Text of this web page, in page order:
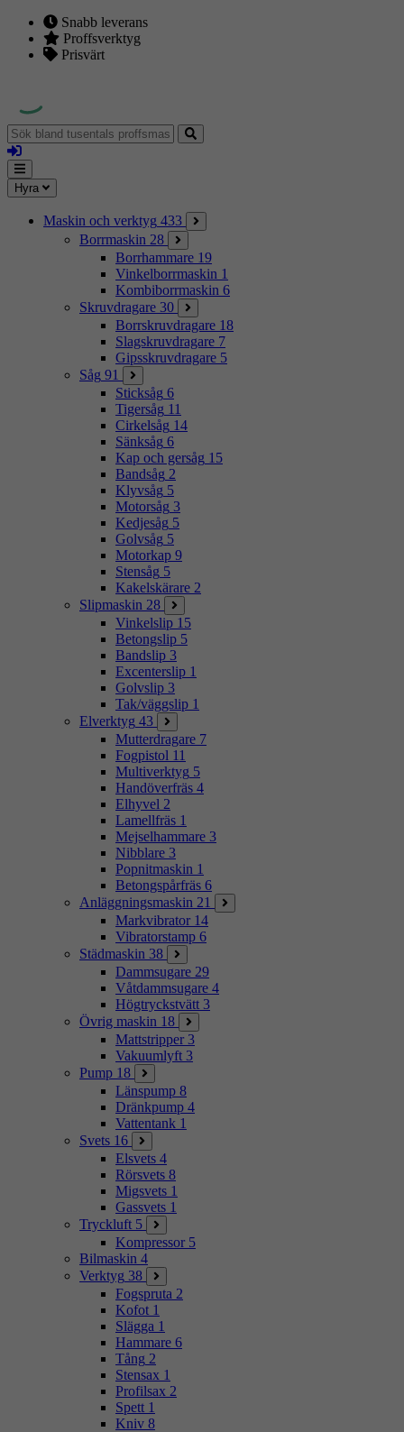
Snabb leverans
Proffsverktyg
Prisvärt
Sök
bland
tusentals
proffsmaskiner
Logga
in
Mina
sidor
Meny
Hyra
Maskin och verktyg 433
Borrmaskin 28
Borrhammare 19
Vinkelborrmaskin 1
Kombiborrmaskin 6
Skruvdragare 30
Borrskruvdragare 18
Slagskruvdragare 7
Gipsskruvdragare 5
Såg 91
Sticksåg 6
Tigersåg 11
Cirkelsåg 14
Sänksåg 6
Kap och gersåg 15
Bandsåg 2
Klyvsåg 5
Motorsåg 3
Kedjesåg 5
Golvsåg 5
Motorkap 9
Stensåg 5
Kakelskärare 2
Slipmaskin 28
Vinkelslip 15
Betongslip 5
Bandslip 3
Excenterslip 1
Golvslip 3
Tak/väggslip 1
Elverktyg 43
Mutterdragare 7
Fogpistol 11
Multiverktyg 5
Handöverfräs 4
Elhyvel 2
Lamellfräs 1
Mejselhammare 3
Nibblare 3
Popnitmaskin 1
Betongspårfräs 6
Anläggningsmaskin 21
Markvibrator 14
Vibratorstamp 6
Städmaskin 38
Dammsugare 29
Våtdammsugare 4
Högtryckstvätt 3
Övrig maskin 18
Mattstripper 3
Vakuumlyft 3
Pump 18
Länspump 8
Dränkpump 4
Vattentank 1
Svets 16
Elsvets 4
Rörsvets 8
Migsvets 1
Gassvets 1
Tryckluft 5
Kompressor 5
Bilmaskin 4
Verktyg 38
Fogspruta 2
Kofot 1
Slägga 1
Hammare 6
Tång 2
Stensax 1
Profilsax 2
Spett 1
Kniv 8